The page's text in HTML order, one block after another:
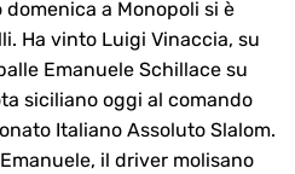
a Monopoli si è
Ha vinto Luigi Vinaccia, su
Emanuele Schillace su
siciliano oggi al comando
Italiano Assoluto Slalom.
il driver molisano